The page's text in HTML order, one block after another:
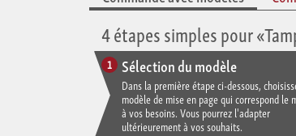
4 étapes simples pour
Sélection du modèle
Dans la première étape ci-dessous,
modèle de mise en page qui correspond le
à vos besoins. Vous pourrez l'adapter
ultérieurement à vos souhaits.